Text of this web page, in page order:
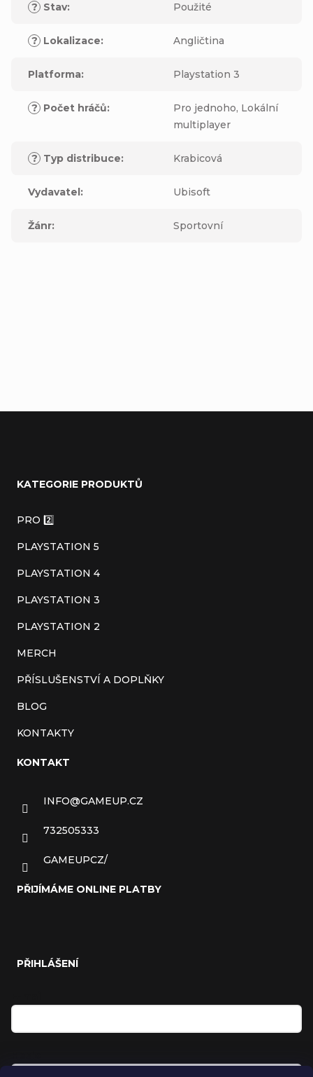
? Stav: Použité
? Lokalizace: Angličtina
Platforma: Playstation 3
? Počet hráčů:
Pro jednoho, Lokální
multiplayer
? Typ distribuce: Krabicová
Vydavatel: Ubisoft
Žánr: Sportovní
KATEGORIE PRODUKTŮ
PRO 2️⃣
PLAYSTATION 5
PLAYSTATION 4
PLAYSTATION 3
PLAYSTATION 2
MERCH
PŘÍSLUŠENSTVÍ A DOPLŇKY
BLOG
KONTAKTY
KONTAKT
INFO@GAMEUP.CZ
732505333
GAMEUPCZ/
PŘIJÍMÁME ONLINE PLATBY
PŘIHLÁŠENÍ